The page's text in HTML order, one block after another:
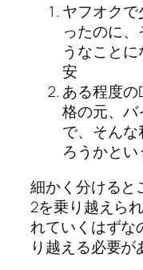
ヤフオク
ったのに
うなこと
安
ある程度の
格の元、バ
で、そん
ろうかとい
細かく分けると
2を乗り越えら
れていくはずな
り越える必要が